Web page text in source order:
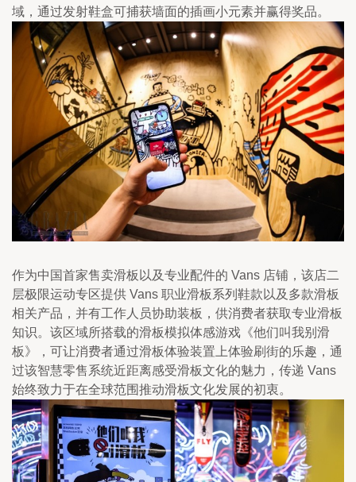
域，通过发射鞋盒可捕获墙面的插画小元素并赢得奖品。
作为中国首家售卖滑板以及专业配件的 Vans 店铺，该店二
层极限运动专区提供 Vans 职业滑板系列鞋款以及多款滑板
相关产品，并有工作人员协助装板，供消费者获取专业滑板
知识。该区域所搭载的滑板模拟体感游戏《他们叫我别滑
板》，可让消费者通过滑板体验装置上体验刷街的乐趣，通
过该智慧零售系统近距离感受滑板文化的魅力，传递 Vans
始终致力于在全球范围推动滑板文化发展的初衷。